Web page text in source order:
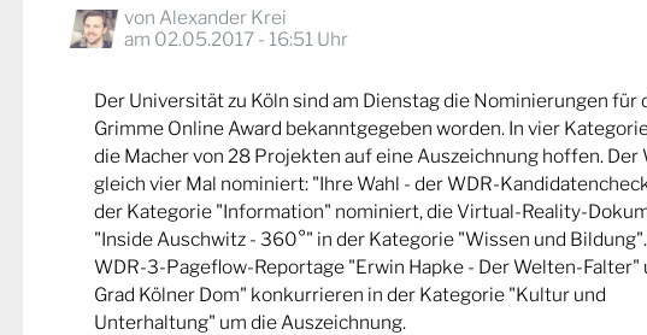
von Alexander Krei
am 02.05.2017 - 16:51 Uhr
Der Universität zu Köln sind am Dienstag die Nominierungen für
Grimme Online Award bekanntgegeben worden. In vier
die Macher von 28 Projekten auf eine Auszeichnung hoffen. Der
gleich vier Mal nominiert: "Ihre Wahl - der WDR-
der Kategorie "Information" nominiert, die Virtual-Reality-
"Inside Auschwitz - 360°" in der Kategorie "Wissen und
WDR-3-Pageflow-Reportage "Erwin Hapke - Der Welten-Falter"
Grad Kölner Dom" konkurrieren in der Kategorie "Kultur und
Unterhaltung" um die Auszeichnung.